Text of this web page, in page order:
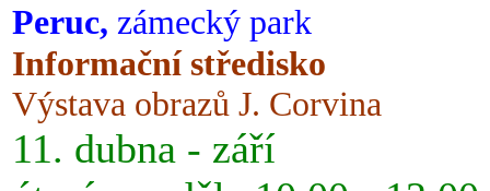
Peruc, zámecký park
Informační středisko
Výstava obrazů J. Corvina
11. dubna - září